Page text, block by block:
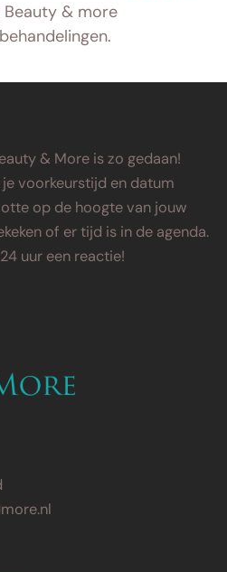
& more
& More is zo gedaan!
voorkeurstijd en datum
op de hoogte van jouw
of er tijd is in de agenda.
uur een reactie!